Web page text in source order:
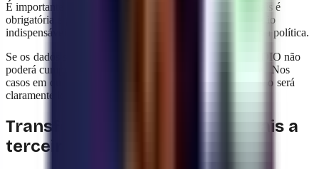
É importante ressaltar que a coleta de certos dados pessoais é
obrigatória e pertinente. Isso se deve ao fato de que eles são
indispensáveis para cumprir as finalidades detalhadas nesta política.
Se os dados solicitados não forem fornecidos, a YAVENDIO não
poderá cumprir com os serviços ou interações necessários. Nos
casos em que o fornecimento de um dado for opcional, isso será
claramente informado no momento da coleta.
Transferência de dados pessoais a
terceiros